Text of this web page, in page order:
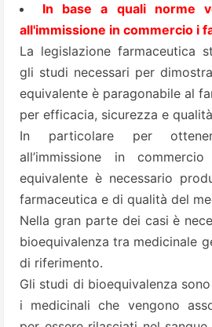
In base a quali norme
all'immissione in commercio i
La legislazione farmaceutica
gli studi necessari per
equivalente è paragonabile al
per efficacia, sicurezza e
In particolare per
all’immissione in
equivalente è necessario
farmaceutica e di qualità del
Nella gran parte dei casi è
bioequivalenza tra medicinale
di riferimento.
Gli studi di bioequivalenza
i medicinali che vengono